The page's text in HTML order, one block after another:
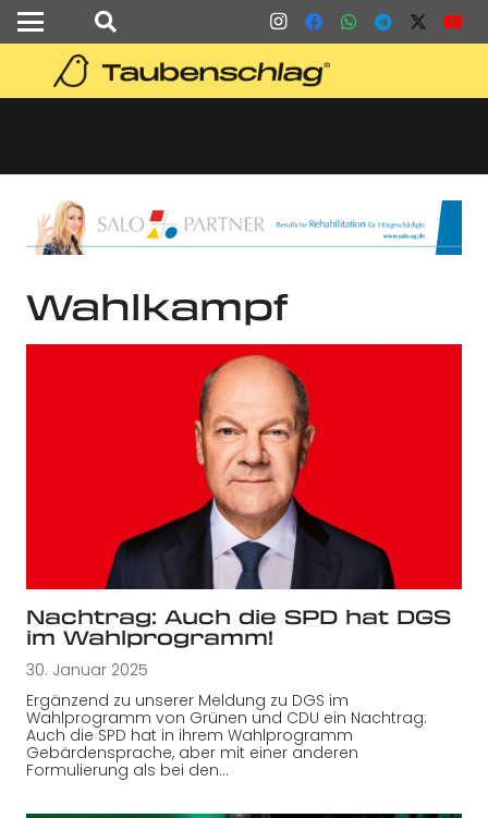
Wahlkampf
Nachtrag: Auch die SPD hat DGS
im Wahlprogramm!
30. Januar 2025
Ergänzend zu unserer Meldung zu DGS im
Wahlprogramm von Grünen und CDU ein Nachtrag:
Auch die SPD hat in ihrem Wahlprogramm
Gebärdensprache, aber mit einer anderen
Formulierung als bei den…